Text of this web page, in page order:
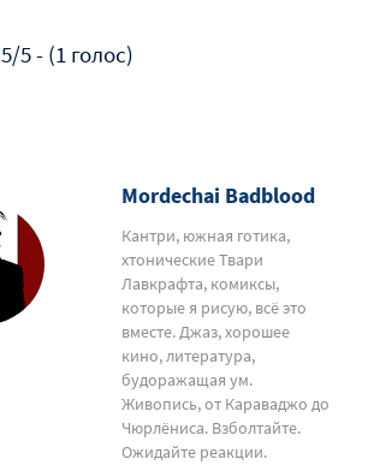
5/5 - (1 голос)
Mordechai Badblood
Кантри, южная готика,
хтонические Твари
Лавкрафта, комиксы,
которые я рисую, всё это
вместе. Джаз, хорошее
кино, литература,
будоражащая ум.
Живопись, от Караваджо до
Чюрлёниса. Взболтайте.
Ожидайте реакции.